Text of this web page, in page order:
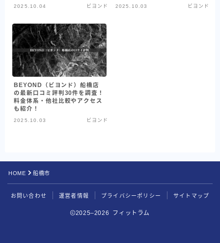
2025.10.04 ビヨンド 2025.10.03 ビヨンド
BEYOND（ビヨンド）船橋店
の最新口コミ評判30件を調査！
料金体系・他社比較やアクセス
も紹介！
2025.10.03 ビヨンド
HOME 船橋市
お問い合わせ 運営者情報 プライバシーポリシー サイトマップ
2025–2026 フィットラム